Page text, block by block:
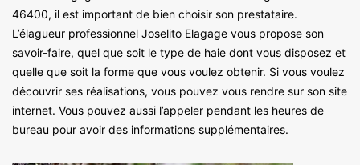
46400, il est important de bien choisir son prestataire.
L’élagueur professionnel Joselito Elagage vous propose son
savoir-faire, quel que soit le type de haie dont vous disposez et
quelle que soit la forme que vous voulez obtenir. Si vous voulez
découvrir ses réalisations, vous pouvez vous rendre sur son site
internet. Vous pouvez aussi l’appeler pendant les heures de
bureau pour avoir des informations supplémentaires.